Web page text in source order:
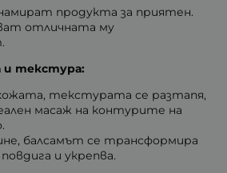
продукта за приятен.
отличната му
и текстура:
текстурата се разтапя,
масаж на контурите на
балсамът се трансформира
и укрепва.